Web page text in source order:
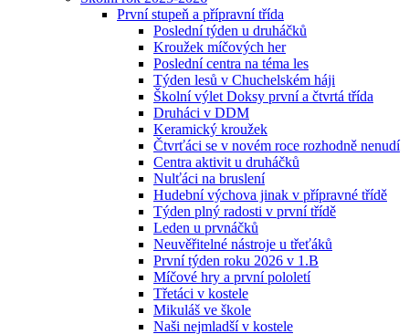
První stupeň a přípravní třída
Poslední týden u druháčků
Kroužek míčových her
Poslední centra na téma les
Týden lesů v Chuchelském háji
Školní výlet Doksy první a čtvrtá třída
Druháci v DDM
Keramický kroužek
Čtvrťáci se v novém roce rozhodně nenudí
Centra aktivit u druháčků
Nulťáci na bruslení
Hudební výchova jinak v přípravné třídě
Týden plný radosti v první třídě
Leden u prvnáčků
Neuvěřitelné nástroje u třeťáků
První týden roku 2026 v 1.B
Míčové hry a první pololetí
Třetáci v kostele
Mikuláš ve škole
Naši nejmladší v kostele